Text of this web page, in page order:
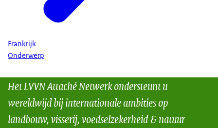
Frankrijk
Onderwerp
Het LVVN Attaché Netwerk ondersteunt u
wereldwijd bij internationale ambities op
landbouw, visserij, voedselzekerheid & natuur